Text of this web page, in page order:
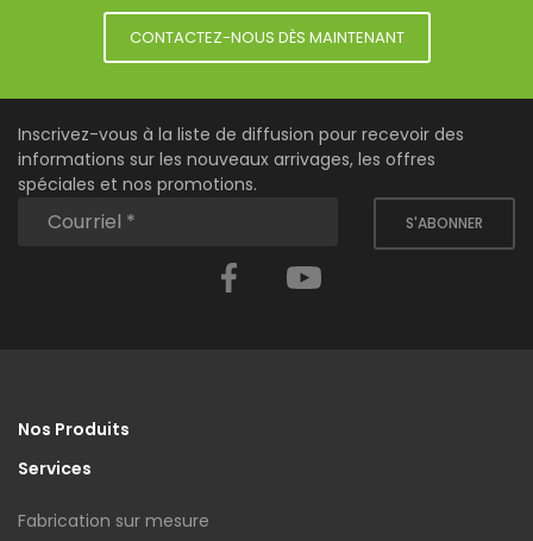
CONTACTEZ-NOUS DÈS MAINTENANT
Inscrivez-vous à la liste de diffusion pour recevoir des
informations sur les nouveaux arrivages, les offres
spéciales et nos promotions.
S'ABONNER
Facebook
Nos Produits
Services
Fabrication sur mesure